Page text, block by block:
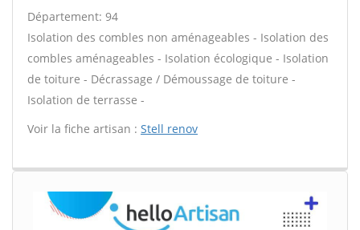
Département: 94
Isolation des combles non aménageables - Isolation des
combles aménageables - Isolation écologique - Isolation
de toiture - Décrassage / Démoussage de toiture -
Isolation de terrasse -
Voir la fiche artisan : Stell renov